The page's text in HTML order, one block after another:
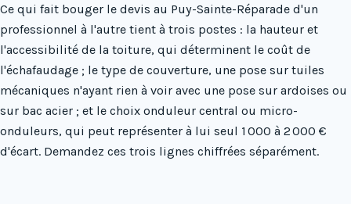
Ce qui fait bouger le devis au Puy-Sainte-Réparade d'un
professionnel à l'autre tient à trois postes : la hauteur et
l'accessibilité de la toiture, qui déterminent le coût de
l'échafaudage ; le type de couverture, une pose sur tuiles
mécaniques n'ayant rien à voir avec une pose sur ardoises ou
sur bac acier ; et le choix onduleur central ou micro-
onduleurs, qui peut représenter à lui seul 1 000 à 2 000 €
d'écart. Demandez ces trois lignes chiffrées séparément.